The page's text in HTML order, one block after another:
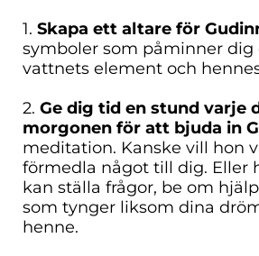
1. Skapa ett altare för
symboler som påminner dig
vattnets element och
2. Ge dig tid en stund varje
morgonen för att bjuda in
meditation. Kanske vill hon
förmedla något till dig. Eller
kan ställa frågor, be om
som tynger liksom dina
henne.